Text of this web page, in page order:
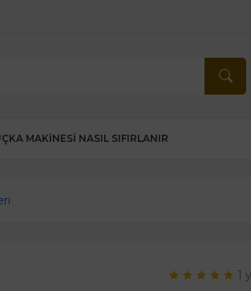
MAKINESI NASIL SIFIRLANIR
1